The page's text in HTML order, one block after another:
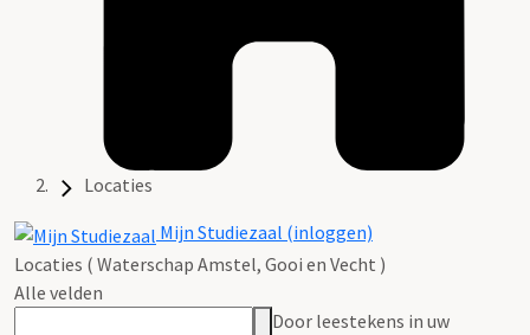
Locaties
Mijn Studiezaal (inloggen)
Locaties ( Waterschap Amstel, Gooi en Vecht )
Alle velden
Door leestekens in uw